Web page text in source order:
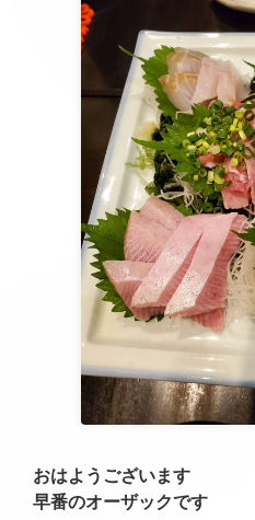
おはようございます
早番のオーザックです